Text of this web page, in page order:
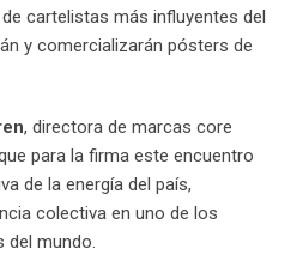
cartelistas más influyentes del
y comercializarán pósters de
, directora de marcas core
para la firma este encuentro
de la energía del país,
colectiva en uno de los
del mundo.